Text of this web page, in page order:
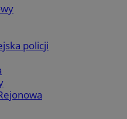
policji